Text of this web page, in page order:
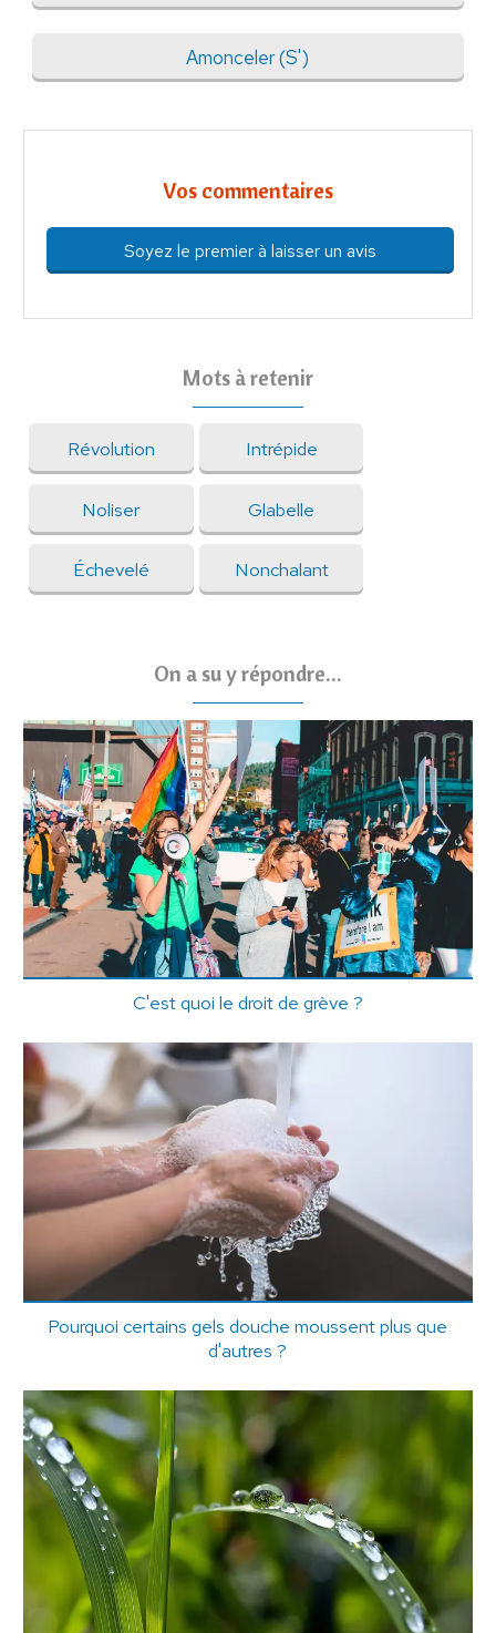
Amonceler (S')
Vos commentaires
Soyez le premier à laisser un avis
Mots à retenir
Révolution Intrépide
Noliser Glabelle
Échevelé Nonchalant
On a su y répondre...
C'est quoi le droit de grève ?
Pourquoi certains gels douche moussent plus que
d'autres ?